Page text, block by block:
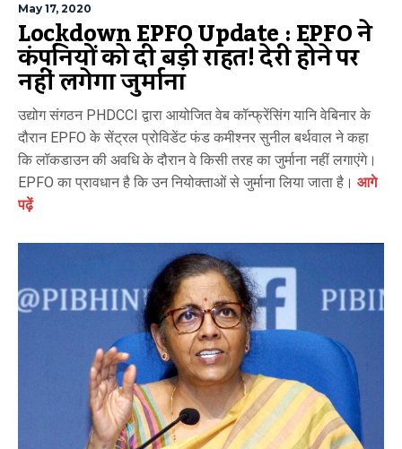
May 17, 2020
Lockdown EPFO Update : EPFO ने
कंपनियों को दी बड़ी राहत! देरी होने पर
नहीं लगेगा जुर्माना
उद्योग संगठन PHDCCI द्वारा आयोजित वेब कॉन्फ्रेंसिंग यानि वेबिनार के
दौरान EPFO के सेंट्रल प्रोविडेंट फंड कमीश्नर सुनील बर्थवाल ने कहा
कि लॉकडाउन की अवधि के दौरान वे किसी तरह का जुर्माना नहीं लगाएंगे।
EPFO का प्रावधान है कि उन नियोक्ताओं से जुर्माना लिया जाता है। आगे
पढ़ें